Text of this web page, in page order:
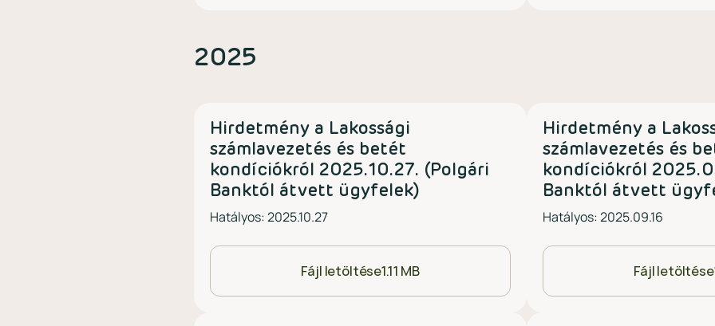
2025
Hirdetmény a Lakossági
számlavezetés és betét
kondíciókról 2025.10.27. (Polgári
Banktól átvett ügyfelek)
Hatályos: 2025.10.27
Fájl letöltése1.11 MB
Hirdetmény a
számlavezetés és
kondíciókról
Banktól átvett
Hatályos: 2025.09.16
Fájl letöltése